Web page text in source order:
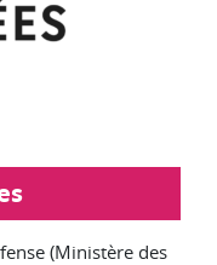
(Ministère des